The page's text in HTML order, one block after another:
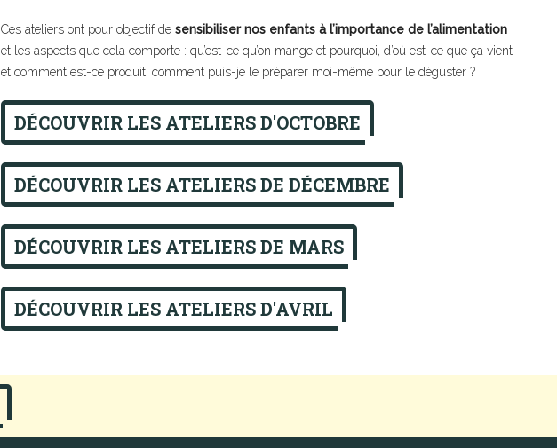
Ces ateliers ont pour objectif de sensibiliser nos enfants à l’importance de l’alimentation
et les aspects que cela comporte : qu’est-ce qu’on mange et pourquoi, d’où est-ce que ça vient
et comment est-ce produit, comment puis-je le préparer moi-même pour le déguster ?
DÉCOUVRIR LES ATELIERS D'OCTOBRE
DÉCOUVRIR LES ATELIERS DE DÉCEMBRE
DÉCOUVRIR LES ATELIERS DE MARS
DÉCOUVRIR LES ATELIERS D'AVRIL